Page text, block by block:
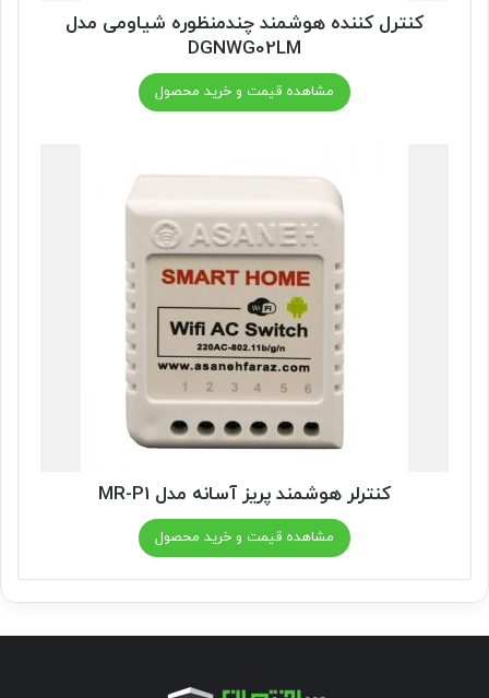
کنترل کننده هوشمند چندمنظوره شیاومی مدل
DGNWG02LM
مشاهده قیمت و خرید محصول
کنترلر هوشمند پریز آسانه مدل MR-P1
مشاهده قیمت و خرید محصول